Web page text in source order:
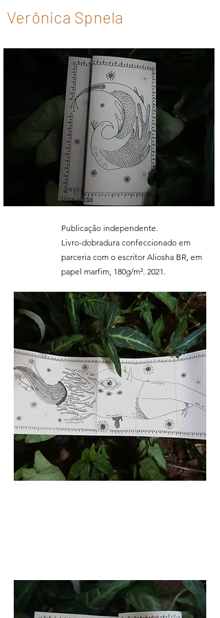
Verônica Spnela
Vira-vida
Publicação independente.
Livro-dobradura confeccionado em
parceria com o escritor Aliosha BR, em
papel marfim, 180g/m². 2021.